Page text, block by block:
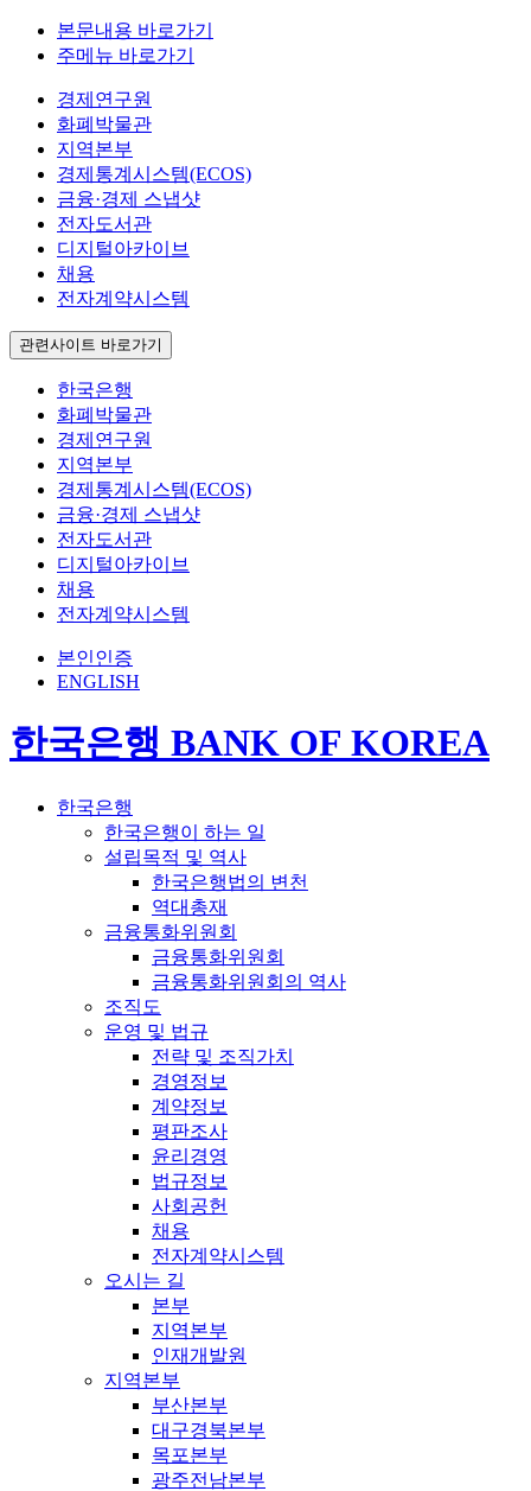
본문내용 바로가기
주메뉴 바로가기
경제연구원
화폐박물관
지역본부
경제통계시스템(ECOS)
금융·경제 스냅샷
전자도서관
디지털아카이브
채용
전자계약시스템
관련사이트 바로가기
한국은행
화폐박물관
경제연구원
지역본부
경제통계시스템(ECOS)
금융·경제 스냅샷
전자도서관
디지털아카이브
채용
전자계약시스템
본인인증
ENGLISH
한국은행 BANK OF KOREA
한국은행
한국은행이 하는 일
설립목적 및 역사
한국은행법의 변천
역대총재
금융통화위원회
금융통화위원회
금융통화위원회의 역사
조직도
운영 및 법규
전략 및 조직가치
경영정보
계약정보
평판조사
윤리경영
법규정보
사회공헌
채용
전자계약시스템
오시는 길
본부
지역본부
인재개발원
지역본부
부산본부
대구경북본부
목포본부
광주전남본부